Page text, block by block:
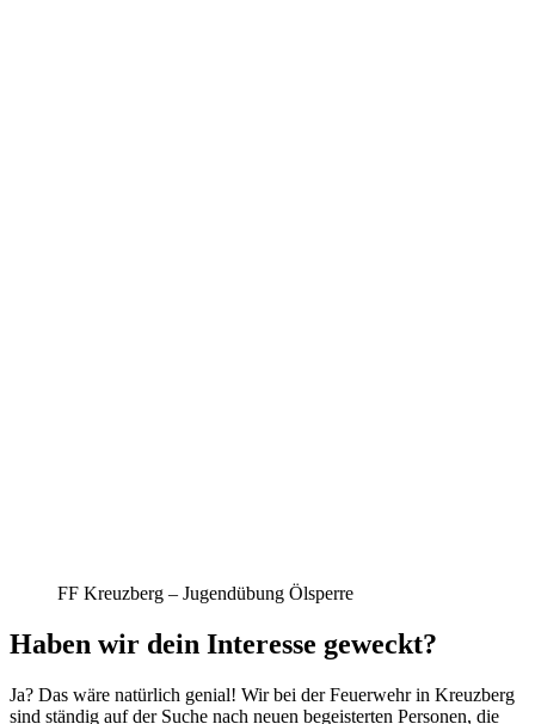
FF Kreuzberg – Jugendübung Ölsperre
Haben wir dein Interesse geweckt?
Ja? Das wäre natürlich genial! Wir bei der Feuerwehr in Kreuzberg
sind ständig auf der Suche nach neuen begeisterten Personen, die